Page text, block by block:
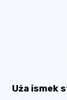
Uża ismek